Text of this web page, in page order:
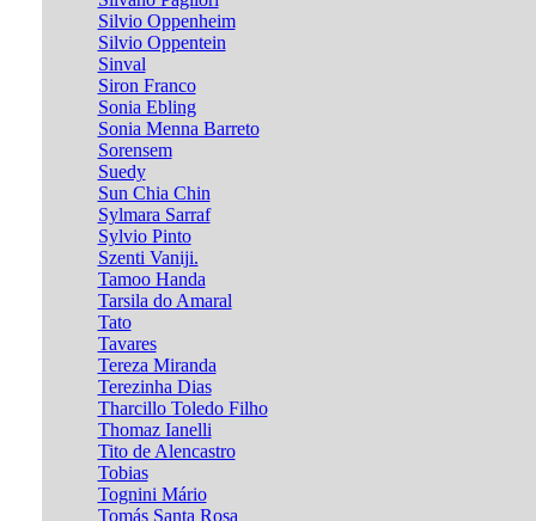
Silvio Oppenheim
Silvio Oppentein
Sinval
Siron Franco
Sonia Ebling
Sonia Menna Barreto
Sorensem
Suedy
Sun Chia Chin
Sylmara Sarraf
Sylvio Pinto
Szenti Vaniji.
Tamoo Handa
Tarsila do Amaral
Tato
Tavares
Tereza Miranda
Terezinha Dias
Tharcillo Toledo Filho
Thomaz Ianelli
Tito de Alencastro
Tobias
Tognini Mário
Tomás Santa Rosa